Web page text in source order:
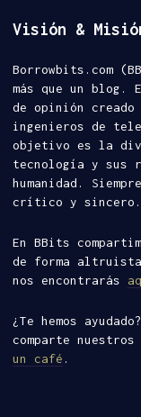
Visión &
Borrowbits.com
más que un blog.
de opinión creado
ingenieros de
objetivo es la
tecnología y sus
humanidad.
crítico y sincero.
En BBits
de forma
nos encontrarás
¿Te hemos
comparte
un café .